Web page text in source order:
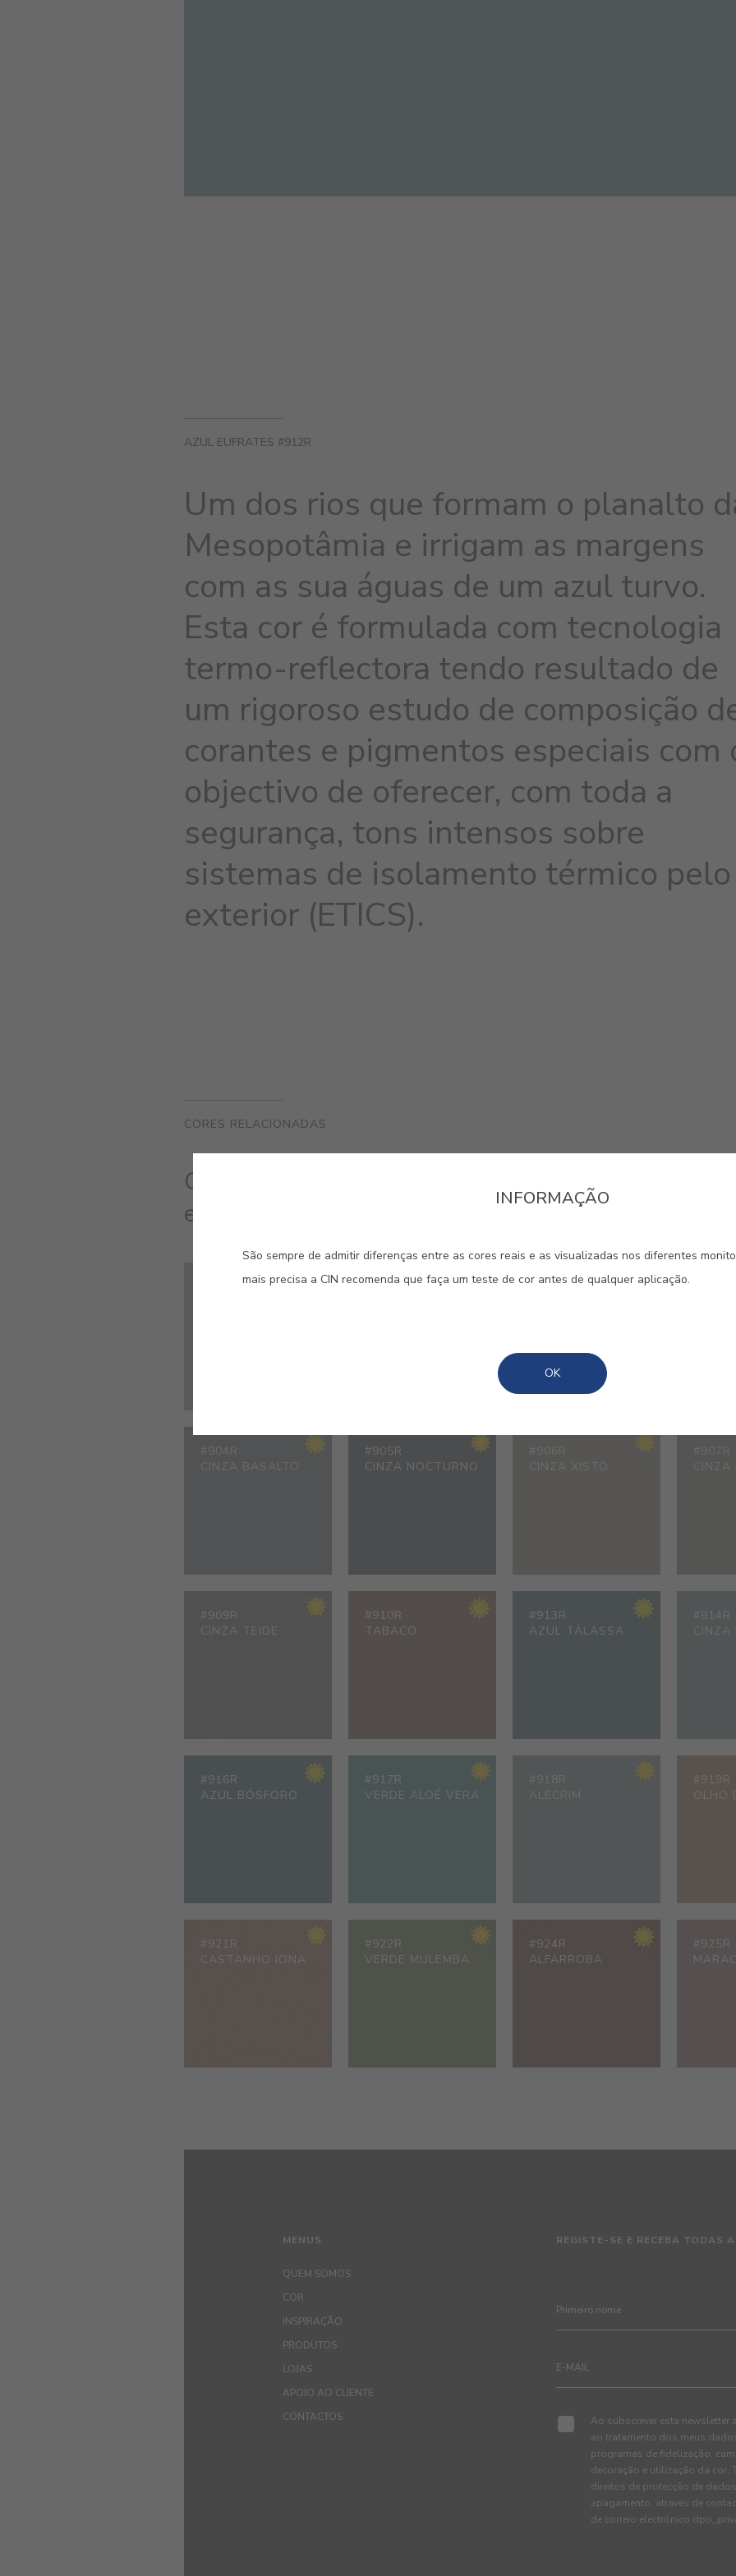
AZUL EUFRATES #912R
Um dos rios que formam o planalto
Mesopotâmia e irrigam as margens
com as sua águas de um azul turvo.
Esta cor é formulada com tecnologia
termo-reflectora tendo resultado de
um rigoroso estudo de composição
corantes e pigmentos especiais com
objectivo de oferecer, com toda a
segurança, tons intensos sobre
sistemas de isolamento térmico pelo
exterior (ETICS).
CORES RELACIONADAS
Cores com Tecnologia Termo-reflectora, com
elevada capacidade para reflectir a radiação solar.
#900R
#901R
#904R
CINZA BASALTO
#905R
CINZA NOCTURNO
#909R
CINZA TEIDE
#910R
TABACO
#913R
AZUL TÁLASSA
#914R
CINZA
#916R
AZUL BÓSFORO
#917R
VERDE ALOÉ VERA
ALECRIM
#919R
OLHO
#921R
CASTANHO IONA
#922R
VERDE MULEMBA
#924R
ALFARROBA
#925R
MENUS
QUEM SOMOS
COR
INSPIRAÇÃO
PRODUTOS
LOJAS
APOIO AO CLIENTE
CONTACTOS
REGISTE-SE E RECEBA TODAS
Ao subscrever esta newsletter
ao tratamento dos meus
programas de fidelização,
decoração e utilização da cor.
direitos de protecção de
apagamento, através de
de correio electrónico
INFORMAÇÃO
São sempre de admitir diferenças entre as cores reais e as visualizadas nos diferentes
mais precisa a CIN recomenda que faça um teste de cor antes de qualquer aplicação.
OK